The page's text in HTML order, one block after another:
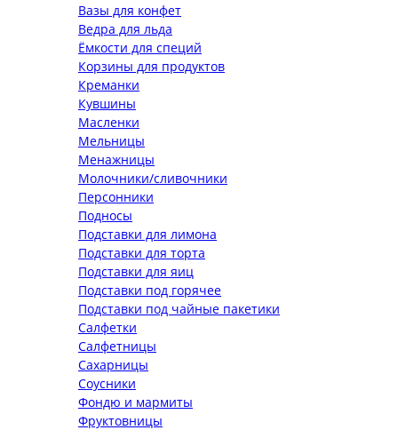
Вазы для конфет
Ведра для льда
Ёмкости для специй
Корзины для продуктов
Креманки
Кувшины
Масленки
Мельницы
Менажницы
Молочники/сливочники
Персонники
Подносы
Подставки для лимона
Подставки для торта
Подставки для яиц
Подставки под горячее
Подставки под чайные пакетики
Салфетки
Салфетницы
Сахарницы
Соусники
Фондю и мармиты
Фруктовницы